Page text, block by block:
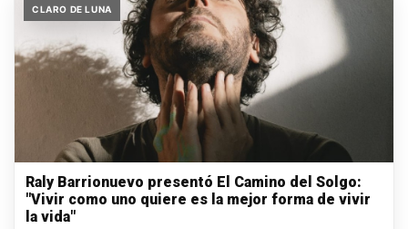
CLARO DE LUNA
Raly Barrionuevo presentó El Camino del Solgo:
"Vivir como uno quiere es la mejor forma de vivir
la vida"